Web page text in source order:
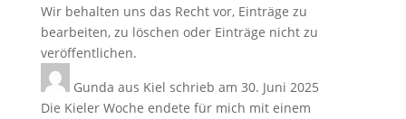
Wir behalten uns das Recht vor, Einträge zu
bearbeiten, zu löschen oder Einträge nicht zu
veröffentlichen.
Gunda aus Kiel schrieb am 30. Juni 2025
Die Kieler Woche endete für mich mit einem